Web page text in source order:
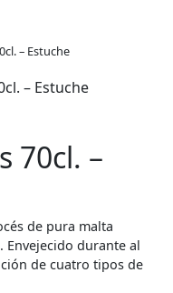
– Estuche
70cl. –
de pura malta
durante al
de cuatro tipos de